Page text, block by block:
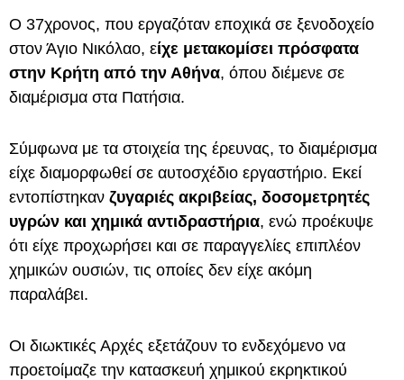
Ο 37χρονος, που εργαζόταν εποχικά σε ξενοδοχείο
στον Άγιο Νικόλαο, είχε μετακομίσει πρόσφατα
στην Κρήτη από την Αθήνα, όπου διέμενε σε
διαμέρισμα στα Πατήσια.
Σύμφωνα με τα στοιχεία της έρευνας, το διαμέρισμα
είχε διαμορφωθεί σε αυτοσχέδιο εργαστήριο. Εκεί
εντοπίστηκαν ζυγαριές ακριβείας, δοσομετρητές
υγρών και χημικά αντιδραστήρια, ενώ προέκυψε
ότι είχε προχωρήσει και σε παραγγελίες επιπλέον
χημικών ουσιών, τις οποίες δεν είχε ακόμη
παραλάβει.
Οι διωκτικές Αρχές εξετάζουν το ενδεχόμενο να
προετοίμαζε την κατασκευή χημικού εκρηκτικού